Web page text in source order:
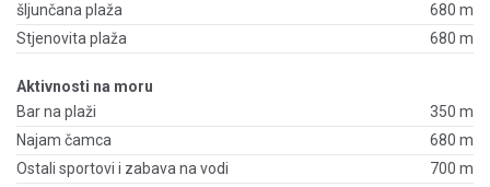
šljunčana plaža
680 m
Stjenovita plaža
680 m
Aktivnosti na moru
Bar na plaži
350 m
Najam čamca
680 m
Ostali sportovi i zabava na vodi
700 m